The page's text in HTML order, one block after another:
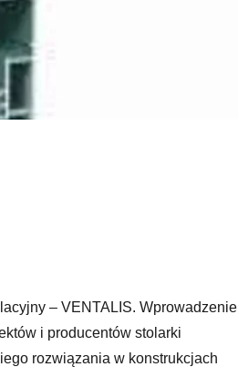
– VENTALIS. Wprowadzenie
i producentów stolarki
rozwiązania w konstrukcjach